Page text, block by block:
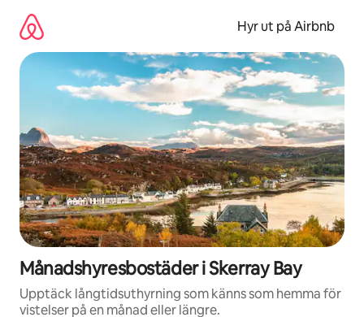
innehåll
Hyr ut på Airbnb
Månadshyresbostäder i Skerray Bay
Upptäck långtidsuthyrning som känns som hemma för
vistelser på en månad eller längre.